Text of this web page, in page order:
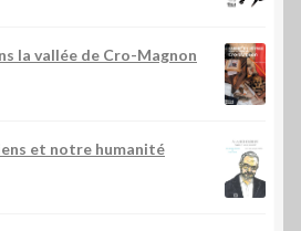
la vallée de Cro-Magnon
et notre humanité